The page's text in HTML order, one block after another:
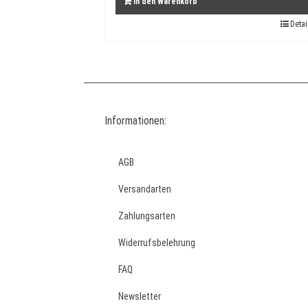
Informationen:
AGB
Versandarten
Zahlungsarten
Widerrufsbelehrung
FAQ
Newsletter